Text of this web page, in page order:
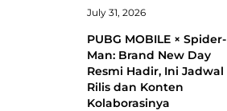
July 31, 2026
PUBG MOBILE × Spider-
Man: Brand New Day
Resmi Hadir, Ini Jadwal
Rilis dan Konten
Kolaborasinya